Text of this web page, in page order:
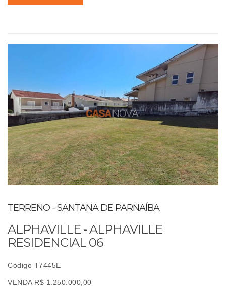
TERRENO - SANTANA DE PARNAÍBA
ALPHAVILLE - ALPHAVILLE
RESIDENCIAL 06
Código T7445E
VENDA R$ 1.250.000,00